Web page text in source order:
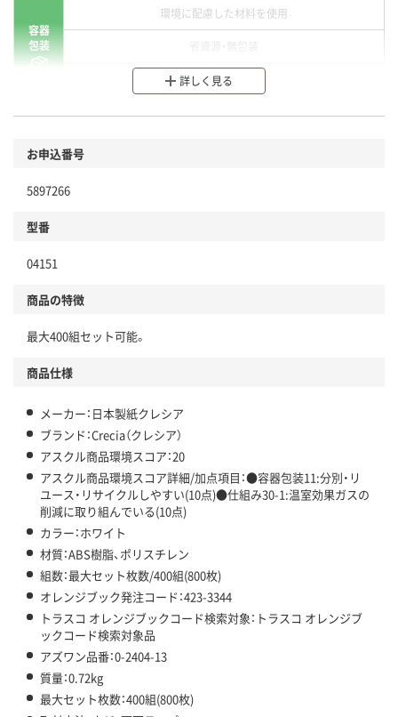
容器
包装
環境に配慮した材料を使用
分別・リサイクルしやすい設計
本体
仕組
この商品の環境配慮ポイントです。下記商品詳細「
詳しく見る
お申込番号
5897266
型番
04151
商品の特徴
最大400組セット可能。
商品仕様
メーカー：日本製紙クレシア
ブランド：Crecia（クレシア）
アスクル商品環境スコア：20
アスクル商品環境スコア詳細/加点項目：●容器包装11:分別・リ
ユース・リサイクルしやすい(10点)●仕組み30-1:温室効果ガスの
削減に取り組んでいる(10点)
カラー：ホワイト
材質：ABS樹脂、ポリスチレン
組数：最大セット枚数/400組(800枚)
オレンジブック発注コード：423-3344
トラスコ オレンジブックコード検索対象：トラスコ オレンジブ
ックコード検索対象品
アズワン品番：0-2404-13
質量：0.72kg
最大セット枚数：400組(800枚)